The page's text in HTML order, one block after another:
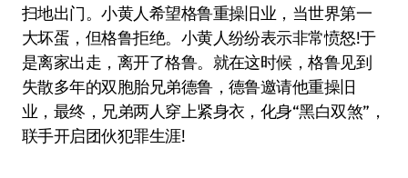
扫地出门。小黄人希望格鲁重操旧业，当世界第一
大坏蛋，但格鲁拒绝。小黄人纷纷表示非常愤怒!于
是离家出走，离开了格鲁。就在这时候，格鲁见到
失散多年的双胞胎兄弟德鲁，德鲁邀请他重操旧
业，最终，兄弟两人穿上紧身衣，化身“黑白双煞”，
联手开启团伙犯罪生涯!